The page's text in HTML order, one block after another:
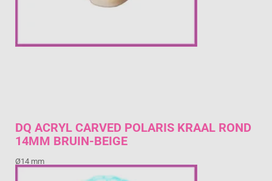
DQ ACRYL CARVED POLARIS KRAAL ROND
14MM BRUIN-BEIGE
Ø14 mm